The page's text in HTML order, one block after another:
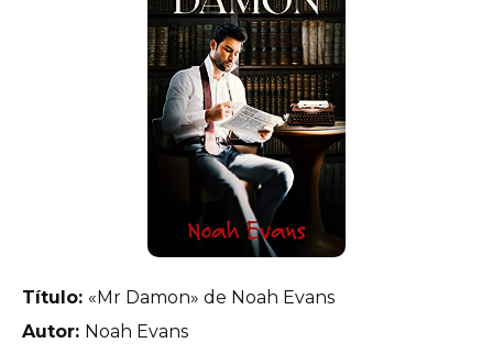
Título: «Mr Damon» de Noah Evans
Autor: Noah Evans